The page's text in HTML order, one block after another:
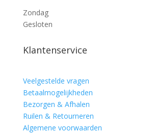
Zondag
Gesloten
Klantenservice
Veelgestelde vragen
Betaalmogelijkheden
Bezorgen & Afhalen
Ruilen & Retourneren
Algemene voorwaarden